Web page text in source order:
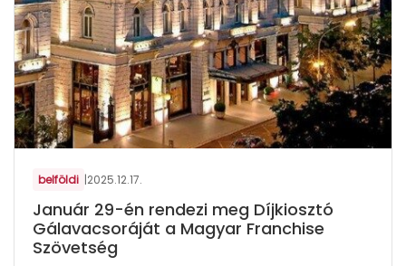
belföldi |2025.12.17.
Január 29-én rendezi meg Díjkiosztó
Gálavacsoráját a Magyar Franchise
Szövetség